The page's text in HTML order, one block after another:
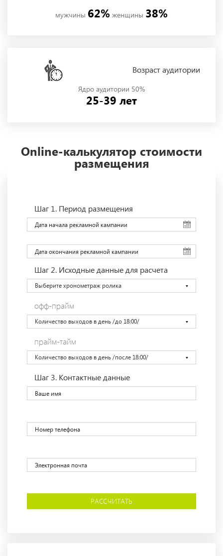
мужчины 62% женщины 38%
Возраст аудитории
Ядро аудитории 50%
25-39 лет
Online-калькулятор стоимости
размещения
Шаг 1.Период размещения
Шаг 2.Исходные данные для расчета
Выберите хронометраж ролика
офф-прайм
Количество выходов в день /до 18:00/
прайм-тайм
Количество выходов в день /после 18:00/
Шаг 3.Контактные данные
РАССЧИТАТЬ